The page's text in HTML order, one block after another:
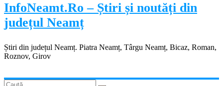
InfoNeamt.Ro – Știri și noutăți din
județul Neamț
Știri din județul Neamț. Piatra Neamț, Târgu Neamț, Bicaz, Roman,
Roznov, Girov